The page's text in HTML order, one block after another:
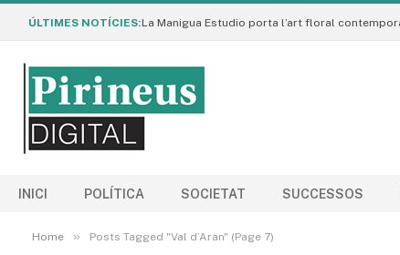
ÚLTIMES NOTÍCIES:
INICI POLÍTICA SOCIETAT SUCCESSOS
Home » Posts Tagged "Val d’Aran" (Page 7)